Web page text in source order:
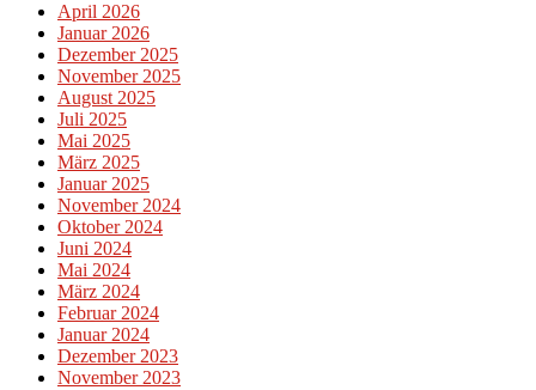
April 2026
Januar 2026
Dezember 2025
November 2025
August 2025
Juli 2025
Mai 2025
März 2025
Januar 2025
November 2024
Oktober 2024
Juni 2024
Mai 2024
März 2024
Februar 2024
Januar 2024
Dezember 2023
November 2023